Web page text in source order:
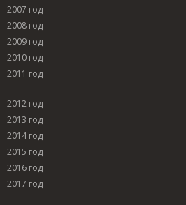
2007 год
2008 год
2009 год
2010 год
2011 год
2012 год
2013 год
2014 год
2015 год
2016 год
2017 год